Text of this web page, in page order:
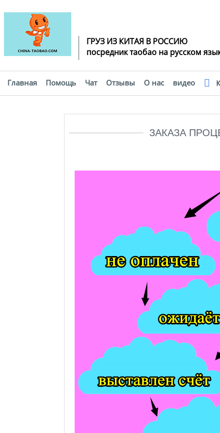
ГРУЗ ИЗ КИТАЯ В РОССИЮ
посредник таобао на русском
Главная Помощь Чат Отзывы О нас видео
Помощь
ЗАКАЗА